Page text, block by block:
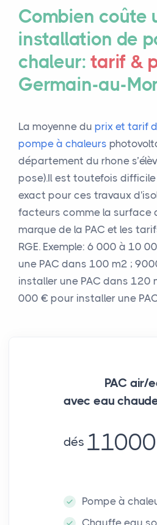
Combien coûte
installation de
chaleur:tarif &
Germain-au-
La moyenne du prix et tarif
pompe à chaleurs
département du rhone
pose).Il est toutefois
exact pour ces travaux
facteurs comme la surface
marque de la PAC et les
RGE. Exemple: 6 000 à 10
une PAC dans 100 m² ;
installer une PAC dans 120
000 € pour installer une
PAC air/
avec eau
dés 11000
Pompe à